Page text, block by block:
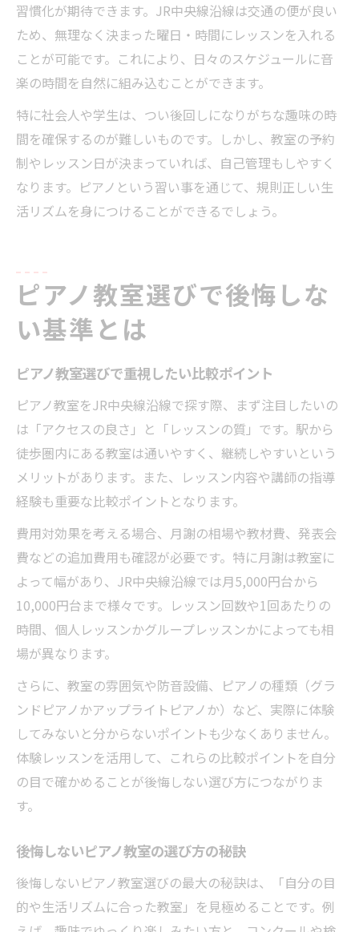
習慣化が期待できます。JR中央線沿線は交通の便が良い
ため、無理なく決まった曜日・時間にレッスンを入れる
ことが可能です。これにより、日々のスケジュールに音
楽の時間を自然に組み込むことができます。
特に社会人や学生は、つい後回しになりがちな趣味の時
間を確保するのが難しいものです。しかし、教室の予約
制やレッスン日が決まっていれば、自己管理もしやすく
なります。ピアノという習い事を通じて、規則正しい生
活リズムを身につけることができるでしょう。
ピアノ教室選びで後悔しな
い基準とは
ピアノ教室選びで重視したい比較ポイント
ピアノ教室をJR中央線沿線で探す際、まず注目したいの
は「アクセスの良さ」と「レッスンの質」です。駅から
徒歩圏内にある教室は通いやすく、継続しやすいという
メリットがあります。また、レッスン内容や講師の指導
経験も重要な比較ポイントとなります。
費用対効果を考える場合、月謝の相場や教材費、発表会
費などの追加費用も確認が必要です。特に月謝は教室に
よって幅があり、JR中央線沿線では月5,000円台から
10,000円台まで様々です。レッスン回数や1回あたりの
時間、個人レッスンかグループレッスンかによっても相
場が異なります。
さらに、教室の雰囲気や防音設備、ピアノの種類（グラ
ンドピアノかアップライトピアノか）など、実際に体験
してみないと分からないポイントも少なくありません。
体験レッスンを活用して、これらの比較ポイントを自分
の目で確かめることが後悔しない選び方につながりま
す。
後悔しないピアノ教室の選び方の秘訣
後悔しないピアノ教室選びの最大の秘訣は、「自分の目
的や生活リズムに合った教室」を見極めることです。例